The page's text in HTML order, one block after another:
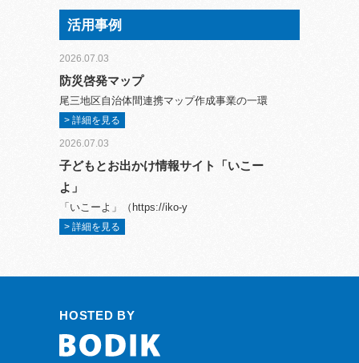
活用事例
2026.07.03
防災啓発マップ
尾三地区自治体間連携マップ作成事業の一環
> 詳細を見る
2026.07.03
子どもとお出かけ情報サイト「いこー
よ」
「いこーよ」（https://iko-y
> 詳細を見る
HOSTED BY